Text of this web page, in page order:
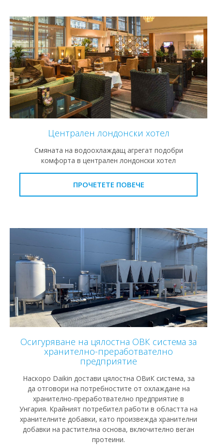
Централен лондонски хотел
Смяната на водоохлаждащ агрегат подобри
комфорта в централен лондонски хотел
ПРОЧЕТЕТЕ ПОВЕЧЕ
Осигуряване на цялостна ОВК система за
хранително-преработвателно
предприятие
Наскоро Daikin достави цялостна ОВиК система, за
да отговори на потребностите от охлаждане на
хранително-преработвателно предприятие в
Унгария. Крайният потребител работи в областта на
хранителните добавки, като произвежда хранителни
добавки на растителна основа, включително веган
протеини.